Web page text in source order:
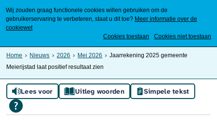
Wij zouden graag functionele cookies willen gebruiken om de
gebruikerservaring te verbeteren, staat u dit toe? Meer informatie over de
cookiewet
Cookies toestaan
Cookies niet toestaan
Home Nieuws 2026 Mei 2026
Jaarrekening 2025 gemeente
Meierijstad laat positief resultaat zien
Lees voor Uitleg woorden Simpele tekst